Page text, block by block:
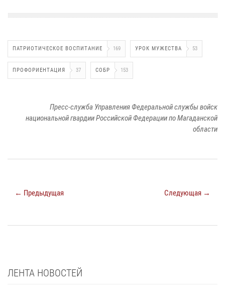
ПАТРИОТИЧЕСКОЕ ВОСПИТАНИЕ 169 УРОК МУЖЕСТВА 53
ПРОФОРИЕНТАЦИЯ 37 СОБР 153
Пресс-служба Управления Федеральной службы войск
национальной гвардии Российской Федерации по Магаданской
области
← Предыдущая Следующая →
ЛЕНТА НОВОСТЕЙ